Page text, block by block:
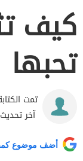
كيف
تحبها
تمت
آخر
أضف موضوع